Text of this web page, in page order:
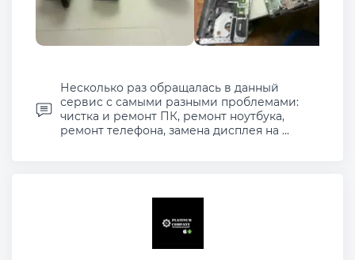
Несколько раз обращалась в данный
сервис с самыми разными проблемами:
чистка и ремонт ПК, ремонт ноутбука,
ремонт телефона, замена дисплея на ...